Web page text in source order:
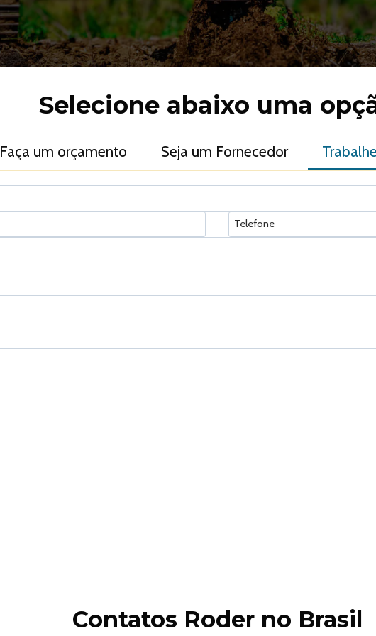
Selecione abaixo uma
Faça um orçamento Seja um Fornecedor
Contatos Roder no Brasil